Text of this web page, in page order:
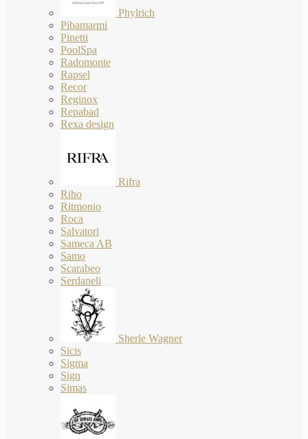
Phylrich
Pibamarmi
Pinetti
PoolSpa
Radomonte
Rapsel
Recor
Reginox
Repabad
Rexa design
Rifra
Riho
Ritmonio
Roca
Salvatori
Sameca AB
Samo
Scarabeo
Serdaneli
Sherle Wagner
Sicis
Sigma
Sign
Simas